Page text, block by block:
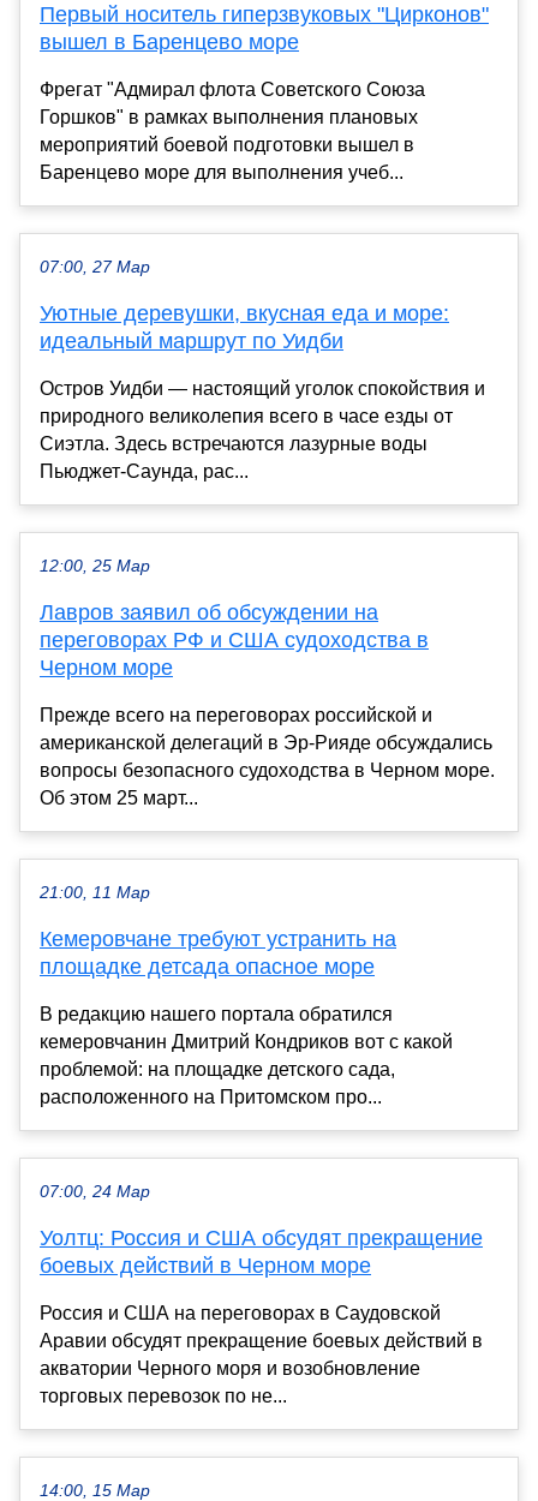
Первый носитель гиперзвуковых "Цирконов"
вышел в Баренцево море
Фрегат "Адмирал флота Советского Союза
Горшков" в рамках выполнения плановых
мероприятий боевой подготовки вышел в
Баренцево море для выполнения учеб...
07:00, 27 Мар
Уютные деревушки, вкусная еда и море:
идеальный маршрут по Уидби
Остров Уидби — настоящий уголок спокойствия и
природного великолепия всего в часе езды от
Сиэтла. Здесь встречаются лазурные воды
Пьюджет-Саунда, рас...
12:00, 25 Мар
Лавров заявил об обсуждении на
переговорах РФ и США судоходства в
Черном море
Прежде всего на переговорах российской и
американской делегаций в Эр-Рияде обсуждались
вопросы безопасного судоходства в Черном море.
Об этом 25 март...
21:00, 11 Мар
Кемеровчане требуют устранить на
площадке детсада опасное море
В редакцию нашего портала обратился
кемеровчанин Дмитрий Кондриков вот с какой
проблемой: на площадке детского сада,
расположенного на Притомском про...
07:00, 24 Мар
Уолтц: Россия и США обсудят прекращение
боевых действий в Черном море
Россия и США на переговорах в Саудовской
Аравии обсудят прекращение боевых действий в
акватории Черного моря и возобновление
торговых перевозок по не...
14:00, 15 Мар